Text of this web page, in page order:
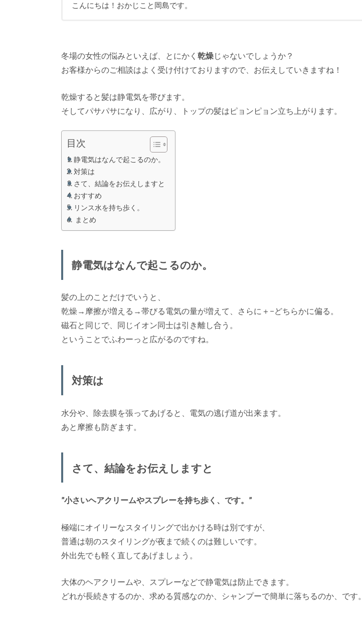
こんにちは！おかじこと岡島です。
冬場の女性の悩みといえば、とにかく 乾燥じゃないでしょうか？
お客様からのご相談はよく受け付けておりますので、お伝えしていきますね！
乾燥すると髪は静電気を帯びます。
そしてパサパサになり、広がり、トップの髪はピョンピョン立ち上がります。
目次
静電気はなんで起こるのか。
対策は
さて、結論をお伝えしますと
おすすめ
リンス水を持ち歩く。
まとめ
静電気はなんで起こるのか。
髪の上のことだけでいうと、
乾燥→摩擦が増える→帯びる電気の量が増えて、さらに＋−どちらかに偏る。
磁石と同じで、同じイオン同士は引き離し合う。
ということでふわーっと広がるのですね。
対策は
水分や、除去膜を張ってあげると、電気の逃げ道が出来ます。
あと摩擦も防ぎます。
さて、結論をお伝えしますと
”小さいヘアクリームやスプレーを持ち歩く、です。”
極端にオイリーなスタイリングで出かける時は別ですが、
普通は朝のスタイリングが夜まで続くのは難しいです。
外出先でも軽く直してあげましょう。
大体のヘアクリームや、スプレーなどで静電気は防止できます。
どれが長続きするのか、求める質感なのか、シャンプーで簡単に落ちるのか、です。